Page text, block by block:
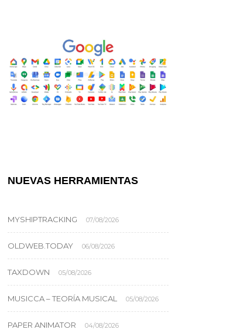
NUEVAS HERRAMIENTAS
MYSHIPTRACKING 07/08/2026
OLDWEB.TODAY 06/08/2026
TAXDOWN 05/08/2026
MUSICCA – TEORÍA MUSICAL 05/08/2026
PAPER ANIMATOR 04/08/2026